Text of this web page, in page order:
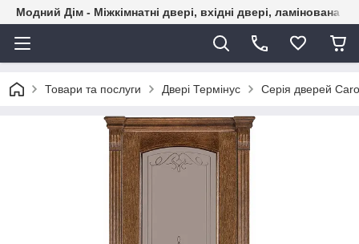
Модний Дім - Міжкімнатні двері, вхідні двері, ламінована
Товари та послуги Двері Термінус Серія дверей Caro